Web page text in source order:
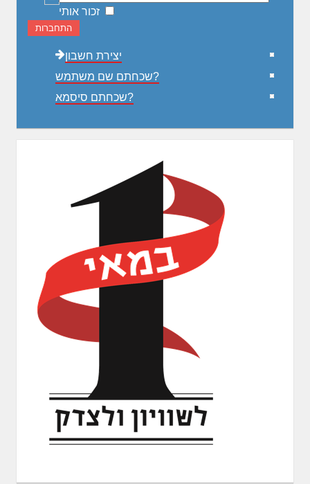
זכור אותי
התחברות
יצירת חשבון
שכחתם שם משתמש?
שכחתם סיסמא?